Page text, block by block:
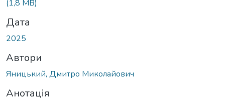
(1,8 MB)
Дата
2025
Автори
Яницький, Дмитро Миколайович
Анотація